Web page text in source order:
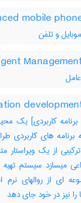
و تلفن
کاربردی] یک
برنامه های کاربردی
از یک ویراستار
میسازد سیستم تهیه
ای از روالهای نرم
را نیز در خود جای دهد